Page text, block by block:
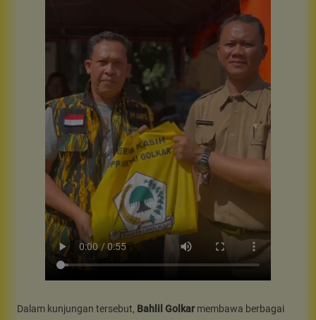
Dalam kunjungan tersebut, Bahlil Golkarmembawa berbagai